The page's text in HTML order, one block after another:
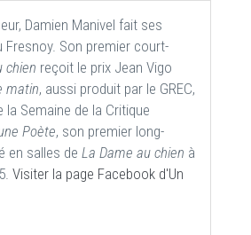
Damien Manivel fait ses
Fresnoy. Son premier court-
chien reçoit le prix Jean Vigo
matin, aussi produit par le GREC,
la Semaine de la Critique
Poète, son premier long-
en salles de La Dame au chien à
Visiter la page Facebook d'Un